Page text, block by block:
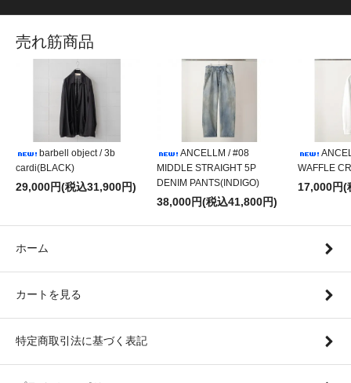
売れ筋商品
barbell object / 3b
cardi(BLACK)
29,000円(税込31,900円)
ANCELLM / #08
MIDDLE STRAIGHT 5P
DENIM PANTS(INDIGO)
38,000円(税込41,800円)
WAFFLE
17,000円(
ホーム
カートを見る
特定商取引法に基づく表記